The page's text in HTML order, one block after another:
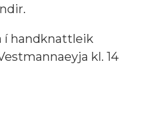
í handknattleik
kl. 14